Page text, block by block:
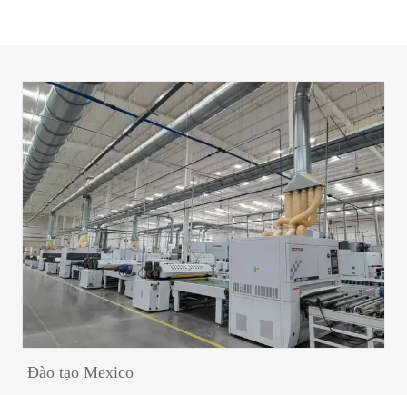
Đào tạo Mexico